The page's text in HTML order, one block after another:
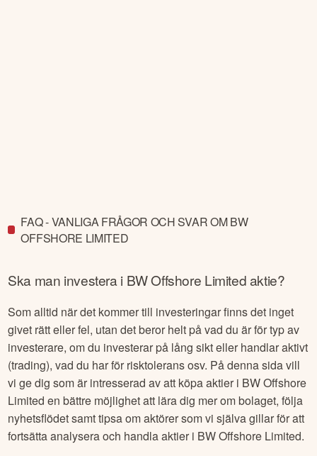
FAQ - VANLIGA FRÅGOR OCH SVAR OM BW
OFFSHORE LIMITED
Ska man investera i BW Offshore Limitedaktie?
Som alltid när det kommer till investeringar finns det inget
givet rätt eller fel, utan det beror helt på vad du är för typ av
investerare, om du investerar på lång sikt eller handlar aktivt
(trading), vad du har för risktolerans osv. På denna sida vill
vi ge dig som är intresserad av att köpa aktier i BW Offshore
Limited en bättre möjlighet att lära dig mer om bolaget, följa
nyhetsflödet samt tipsa om aktörer som vi själva gillar för att
fortsätta analysera och handla aktier i BW Offshore Limited.